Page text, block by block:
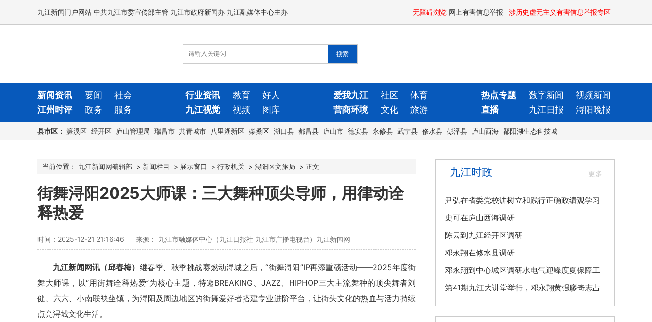
九江新闻门户网站 中共九江市委宣传部主管 九江市政府新闻办 九江融媒体中心主办 无障碍浏览 网上有害信息举报 涉历史虚无主义有害信息举报专区
新闻资讯 要闻 社会 行业资讯 教育 好人 爱我九江 社区 体育 热点专题 数字新闻
视频新闻
江州时评
政务 服务 九江视觉 视频 图库 营商环境 文化 旅游 直播 九江日报 浔阳晚报
县市区： 濂溪区 经开区 庐山管理局 瑞昌市 共青城市 八里湖新区 柴桑区 湖口县 都昌县 庐山市 德安县 永修县 武宁县 修水县 彭泽县 庐山西海 鄱阳湖生态科技城
当前位置： 九江新闻网编辑部 > 新闻栏目 > 展示窗口 > 行政机关 > 浔阳区文旅局 > 正文
街舞浔阳2025大师课：三大舞种顶尖导师，用律动诠
释热爱
时间：2025-12-21 21:16:46 来源： 九江市融媒体中心（九江日报社 九江市广播电视台）九江新闻网
九江新闻网讯（邱春梅） 继春季、秋季挑战赛燃动浔城之后，“街舞浔阳”IP再添重磅活动——2025年度街
舞大师课，以“用街舞诠释热爱”为核心主题，特邀BREAKING、JAZZ、HIPHOP三大主流舞种的顶尖舞者刘
健、六六、小南联袂坐镇，为浔阳及周边地区的街舞爱好者搭建专业进阶平台，让街头文化的热血与活力持续
点亮浔城文化生活。
九江时政
尹弘在省委党校讲树立和践行正确政绩观学习
教育专题党课
史可在庐山西海调研
陈云到九江经开区调研
邓永翔在修水县调研
邓永翔到中心城区调研水电气迎峰度夏保障工
作
第41期九江大讲堂举行，邓永翔黄强廖奇志占
勇出席